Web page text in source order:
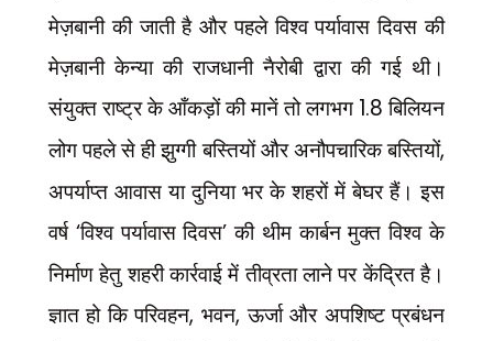
मेज़बानी की जाती है और पहले विश्व पर्यावास दिवस की
मेज़बानी केन्या की राजधानी नैरोबी द्वारा की गई थी।
संयुक्त राष्ट्र के आँकड़ों की मानें तो लगभग 1.8 बिलियन
लोग पहले से ही झुग्गी बस्तियों और अनौपचारिक बस्तियों,
अपर्याप्त आवास या दुनिया भर के शहरों में बेघर हैं। इस
वर्ष ‘विश्व पर्यावास दिवस’की थीम कार्बन मुक्त विश्व के
निर्माण हेतु शहरी कार्रवाई में तीव्रता लाने पर केंद्रित है।
ज्ञात हो कि परिवहन, भवन,ऊर्जा और अपशिष्ट प्रबंधन